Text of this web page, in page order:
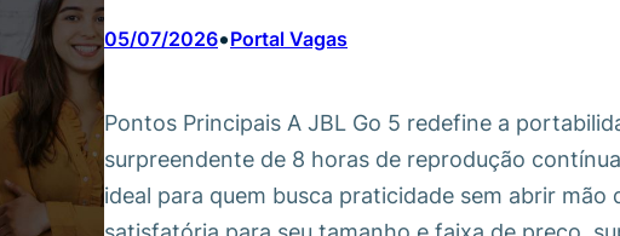
05/07/2026•Portal Vagas
Pontos Principais A JBL Go 5 redefine a
surpreendente de 8 horas de reprodução
ideal para quem busca praticidade sem abrir mão